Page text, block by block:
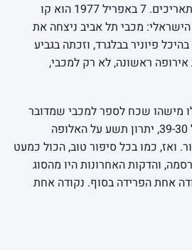
יש תאריכים שהם יותר מתאריכים. 7 באפריל 1977 הוא קו
מכבי תל אביב ניצחה את
מוביל-ג’ירג’י וארזה 78-77 בהיכל פיוניר בבלגרד, וזכתה בגביע
ראשונה, לא רק למכבי,
מישהו שכח לספר למכבי שמדובר
בגמר: מחצית ראשונה של 39-30, יתרון תשע על האלופה
ואז, כמו בכל סיפור טוב, הכול כמעט
והדקות האחרונות היו מהסוג
אחת הפרידה בסוף. נקודה אחת